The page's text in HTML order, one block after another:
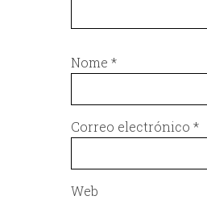
Nome *
Correo electrónico *
Web